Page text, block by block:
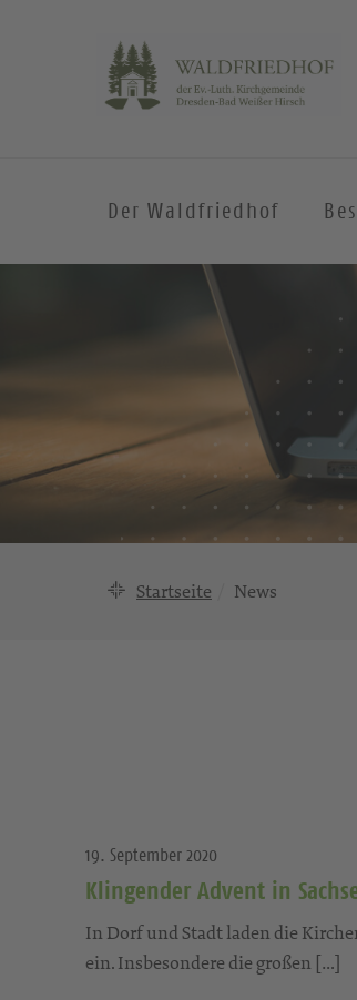
Der Waldfriedhof
Startseite News
19. September 2020
Klingender Advent in
In Dorf und Stadt laden die
ein. Insbesondere die großen […]